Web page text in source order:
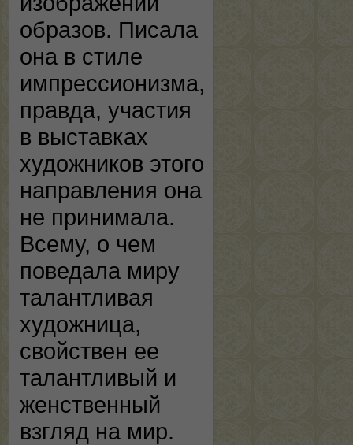
образов. Писала
она в стиле
импрессионизма,
правда, участия
в выставках
художников этого
направления она
не принимала.
Всему, о чем
поведала миру
талантливая
художница,
свойствен ее
талантливый и
женственный
взгляд на мир.